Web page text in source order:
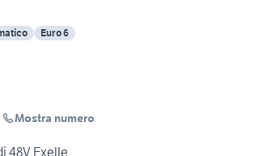
Euro 6
Mostra numero
48V Exelle